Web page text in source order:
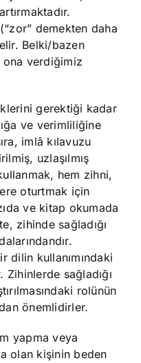
demekten daha
Belki/bazen
verdiğimiz
gerektiği kadar
ve verimliliğine
imlâ kılavuzu
uzlaşılmış
hem zihni,
oturtmak için
ve kitap okumada
zihinde sağladığı
dilin kullanımındaki
sağladığı
rolünün
önemlidirler.
yapma veya
olan kişinin beden